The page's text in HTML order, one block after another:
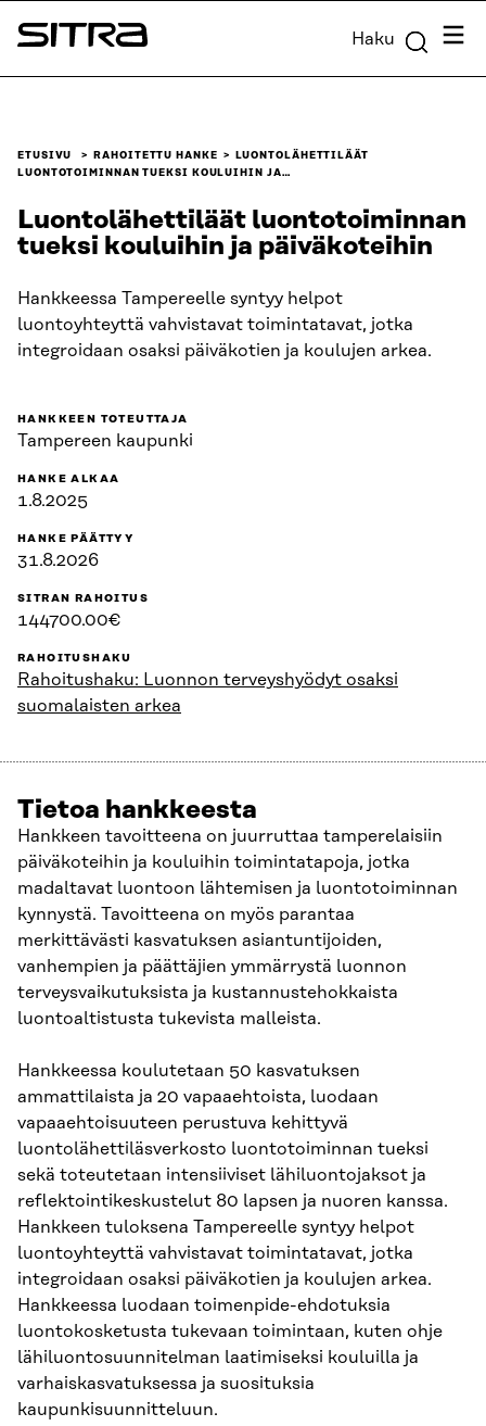
Siirry
suoraan
Sitra Haku
ETUSIVU RAHOITETTU HANKE
LUONTOLÄHETTILÄÄT
LUONTOTOIMINNAN TUEKSI KOULUIHIN JA…
Luontolähettiläät luontotoiminnan
tueksi kouluihin ja päiväkoteihin
Hankkeessa Tampereelle syntyy helpot
luontoyhteyttä vahvistavat toimintatavat, jotka
integroidaan osaksi päiväkotien ja koulujen arkea.
HANKKEEN TOTEUTTAJA
Tampereen kaupunki
HANKE ALKAA
1.8.2025
HANKE PÄÄTTYY
31.8.2026
SITRAN RAHOITUS
144700.00€
RAHOITUSHAKU
Rahoitushaku: Luonnon terveyshyödyt osaksi
suomalaisten arkea
Tietoa hankkeesta
Hankkeen tavoitteena on juurruttaa tamperelaisiin
päiväkoteihin ja kouluihin toimintatapoja, jotka
madaltavat luontoon lähtemisen ja luontotoiminnan
kynnystä. Tavoitteena on myös parantaa
merkittävästi kasvatuksen asiantuntijoiden,
vanhempien ja päättäjien ymmärrystä luonnon
terveysvaikutuksista ja kustannustehokkaista
luontoaltistusta tukevista malleista.
Hankkeessa koulutetaan 50 kasvatuksen
ammattilaista ja 20 vapaaehtoista, luodaan
vapaaehtoisuuteen perustuva kehittyvä
luontolähettiläsverkosto luontotoiminnan tueksi
sekä toteutetaan intensiiviset lähiluontojaksot ja
reflektointikeskustelut 80 lapsen ja nuoren kanssa.
Hankkeen tuloksena Tampereelle syntyy helpot
luontoyhteyttä vahvistavat toimintatavat, jotka
integroidaan osaksi päiväkotien ja koulujen arkea.
Hankkeessa luodaan toimenpide-ehdotuksia
luontokosketusta tukevaan toimintaan, kuten ohje
lähiluontosuunnitelman laatimiseksi kouluilla ja
varhaiskasvatuksessa ja suosituksia
kaupunkisuunnitteluun.